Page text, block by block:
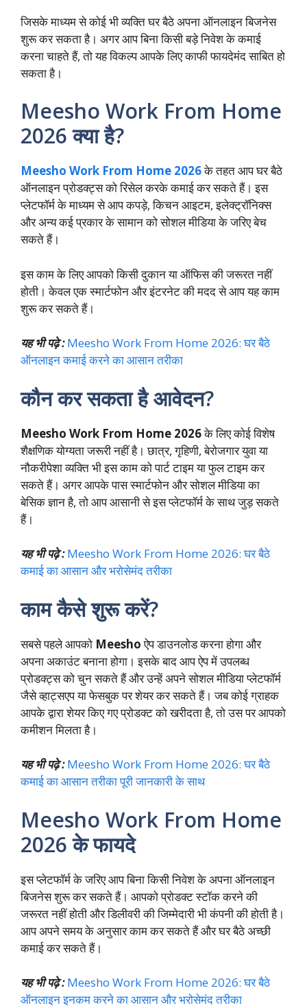
जिसके माध्यम से कोई भी व्यक्ति घर बैठे अपना ऑनलाइन बिजनेस
शुरू कर सकता है। अगर आप बिना किसी बड़े निवेश के कमाई
करना चाहते हैं, तो यह विकल्प आपके लिए काफी फायदेमंद साबित हो
सकता है।
Meesho Work From Home
2026 क्या है?
Meesho Work From Home 2026के तहत आप घर बैठे
ऑनलाइन प्रोडक्ट्स को रिसेल करके कमाई कर सकते हैं। इस
प्लेटफॉर्म के माध्यम से आप कपड़े, किचन आइटम, इलेक्ट्रॉनिक्स
और अन्य कई प्रकार के सामान को सोशल मीडिया के जरिए बेच
सकते हैं।
इस काम के लिए आपको किसी दुकान या ऑफिस की जरूरत नहीं
होती। केवल एक स्मार्टफोन और इंटरनेट की मदद से आप यह काम
शुरू कर सकते हैं।
यह भी पढ़े : Meesho Work From Home 2026: घर बैठे
ऑनलाइन कमाई करने का आसान तरीका
कौन कर सकता है आवेदन?
Meesho Work From Home 2026के लिए कोई विशेष
शैक्षणिक योग्यता जरूरी नहीं है। छात्र, गृहिणी, बेरोजगार युवा या
नौकरीपेशा व्यक्ति भी इस काम को पार्ट टाइम या फुल टाइम कर
सकते हैं। अगर आपके पास स्मार्टफोन और सोशल मीडिया का
बेसिक ज्ञान है, तो आप आसानी से इस प्लेटफॉर्म के साथ जुड़ सकते
हैं।
यह भी पढ़े : Meesho Work From Home 2026: घर बैठे
कमाई का आसान और भरोसेमंद तरीका
काम कैसे शुरू करें?
सबसे पहले आपको Meeshoऐप डाउनलोड करना होगा और
अपना अकाउंट बनाना होगा। इसके बाद आप ऐप में उपलब्ध
प्रोडक्ट्स को चुन सकते हैं और उन्हें अपने सोशल मीडिया प्लेटफॉर्म
जैसे व्हाट्सएप या फेसबुक पर शेयर कर सकते हैं। जब कोई ग्राहक
आपके द्वारा शेयर किए गए प्रोडक्ट को खरीदता है, तो उस पर आपको
कमीशन मिलता है।
यह भी पढ़े : Meesho Work From Home 2026: घर बैठे
कमाई का आसान तरीका पूरी जानकारी के साथ
Meesho Work From Home
2026 के फायदे
इस प्लेटफॉर्म के जरिए आप बिना किसी निवेश के अपना ऑनलाइन
बिजनेस शुरू कर सकते हैं। आपको प्रोडक्ट स्टॉक करने की
जरूरत नहीं होती और डिलीवरी की जिम्मेदारी भी कंपनी की होती है।
आप अपने समय के अनुसार काम कर सकते हैं और घर बैठे अच्छी
कमाई कर सकते हैं।
यह भी पढ़े : Meesho Work From Home 2026: घर बैठे
ऑनलाइन इनकम करने का आसान और भरोसेमंद तरीका